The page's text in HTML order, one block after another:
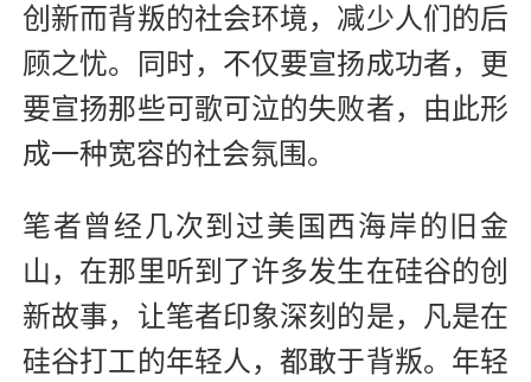
创新而背叛的社会环境，减少人们的后
顾之忧。同时，不仅要宣扬成功者，更
要宣扬那些可歌可泣的失败者，由此形
成一种宽容的社会氛围。
笔者曾经几次到过美国西海岸的旧金
山，在那里听到了许多发生在硅谷的创
新故事，让笔者印象深刻的是，凡是在
硅谷打工的年轻人，都敢于背叛。年轻